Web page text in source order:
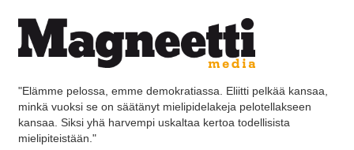
"Elämme pelossa, emme demokratiassa. Eliitti pelkää kansaa,
minkä vuoksi se on säätänyt mielipidelakeja pelotellakseen
kansaa. Siksi yhä harvempi uskaltaa kertoa todellisista
mielipiteistään."